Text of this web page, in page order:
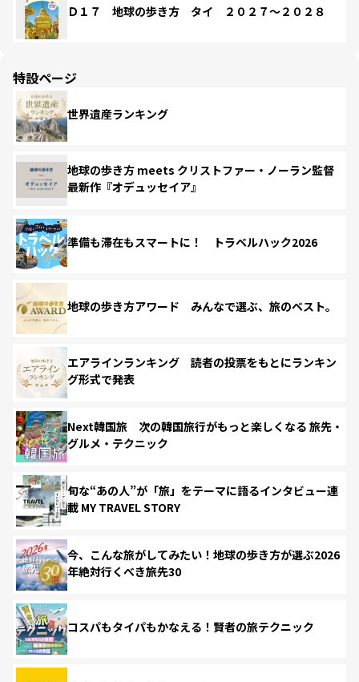
Ｄ１７ 地球の歩き方 タイ ２０２７～２０２８
特設ページ
世界遺産ランキング
地球の歩き方 meets クリストファー・ノーラン監督
最新作『オデュッセイア』
準備も滞在もスマートに！ トラベルハック2026
地球の歩き方アワード みんなで選ぶ、旅のベスト。
エアラインランキング 読者の投票をもとにランキン
グ形式で発表
Next韓国旅 次の韓国旅行がもっと楽しくなる 旅先・
グルメ・テクニック
旬な“あの人”が「旅」をテーマに語るインタビュー連
載 MY TRAVEL STORY
今、こんな旅がしてみたい！地球の歩き方が選ぶ2026
年絶対行くべき旅先30
コスパもタイパもかなえる！賢者の旅テクニック